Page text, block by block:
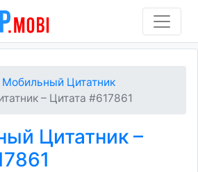
Мобильный Цитатник
– Цитата #617861
Цитатник –